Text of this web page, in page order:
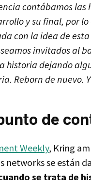
contábamos las
y su final, por
con la idea de
invitados al
historia dejando
Reborn de nuevo.
de
Weekly, Kring
networks se están
se trata de